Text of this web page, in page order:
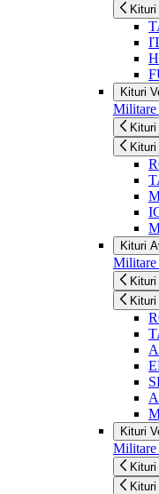
Kituri
Kituri
Kituri
Kituri
Kituri
Kituri
Kituri
Kituri
Kituri